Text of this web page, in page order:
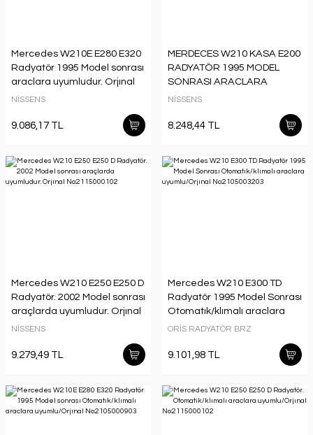
Mercedes W210E E280 E320
Radyatör 1995 Model sonrası
araclara uyumludur. Orjınal
No:2105000903
NİSSENS
9.086,17 TL
MERDECES W210 KASA E200
RADYATÖR 1995 MODEL
SONRASI ARACLARA
UYUMLUDUR ORJINAL
NİSSENS
8.248,44 TL
Mercedes W210 E250 E250 D
Radyatör. 2002 Model sonrası
araçlarda uyumludur. Orjınal
No:2115000102
NİSSENS
9.279,49 TL
Mercedes W210 E300 TD
Radyatör 1995 Model Sonrası
Otomatık/klımalı araclara
uyumlu/Orjınal
ORİS RADYATÖR BRZ
9.101,98 TL